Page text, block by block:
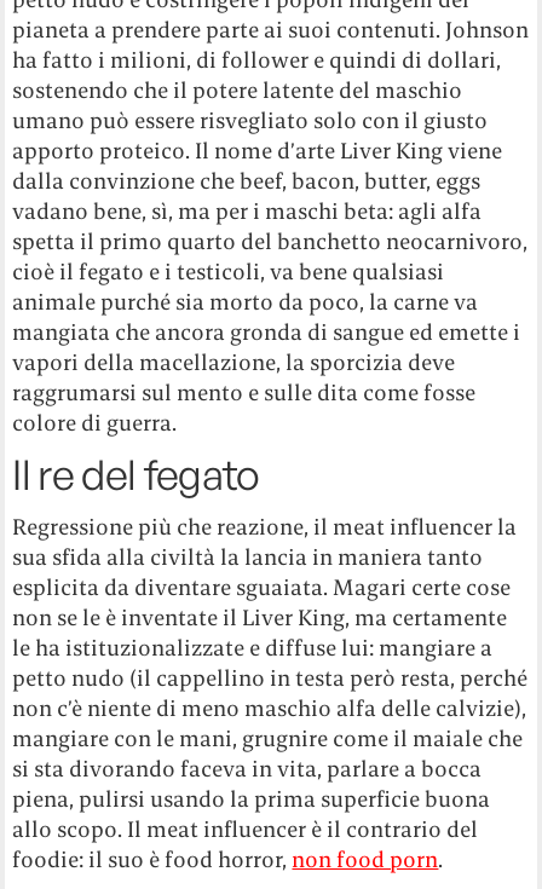
pianeta a prendere parte ai suoi contenuti. Johnson
ha fatto i milioni, di follower e quindi di dollari,
sostenendo che il potere latente del maschio
umano può essere risvegliato solo con il giusto
apporto proteico. Il nome d’arte Liver King viene
dalla convinzione che beef, bacon, butter, eggs
vadano bene, sì, ma per i maschi beta: agli alfa
spetta il primo quarto del banchetto neocarnivoro,
cioè il fegato e i testicoli, va bene qualsiasi
animale purché sia morto da poco, la carne va
mangiata che ancora gronda di sangue ed emette i
vapori della macellazione, la sporcizia deve
raggrumarsi sul mento e sulle dita come fosse
colore di guerra.
Il re del fegato
Regressione più che reazione, il meat influencer la
sua sfida alla civiltà la lancia in maniera tanto
esplicita da diventare sguaiata. Magari certe cose
non se le è inventate il Liver King, ma certamente
le ha istituzionalizzate e diffuse lui: mangiare a
petto nudo (il cappellino in testa però resta, perché
non c’è niente di meno maschio alfa delle calvizie),
mangiare con le mani, grugnire come il maiale che
si sta divorando faceva in vita, parlare a bocca
piena, pulirsi usando la prima superficie buona
allo scopo. Il meat influencer è il contrario del
foodie: il suo è food horror, non food porn.